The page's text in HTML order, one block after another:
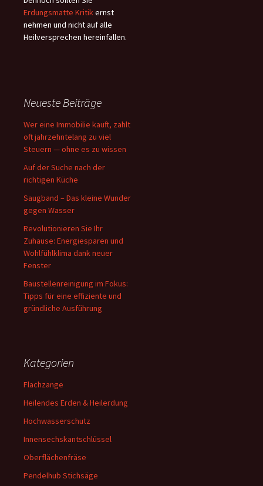
Erdungsmatte Kritikernst
nehmen und nicht auf alle
Heilversprechen hereinfallen.
Neueste Beiträge
Wer eine Immobilie kauft, zahlt
oft jahrzehntelang zu viel
Steuern — ohne es zu wissen
Auf der Suche nach der
richtigen Küche
Saugband – Das kleine Wunder
gegen Wasser
Revolutionieren Sie Ihr
Zuhause: Energiesparen und
Wohlfühlklima dank neuer
Fenster
Baustellenreinigung im Fokus:
Tipps für eine effiziente und
gründliche Ausführung
Kategorien
Flachzange
Heilendes Erden & Heilerdung
Hochwasserschutz
Innensechskantschlüssel
Oberflächenfräse
Pendelhub Stichsäge